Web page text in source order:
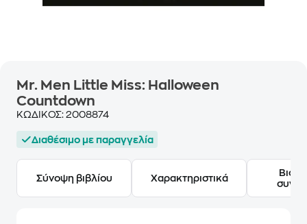
Mr. Men Little Miss: Halloween
Countdown
ΚΩΔΙΚΟΣ: 2008874
Διαθέσιμο με παραγγελία
Σύνοψη βιβλίου Χαρακτηριστικά